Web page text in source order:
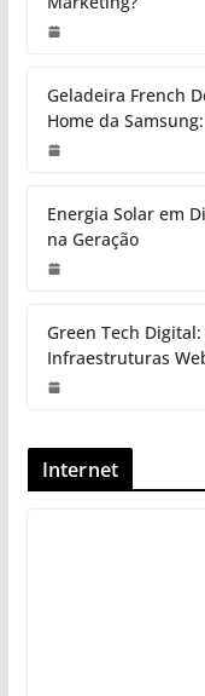
Geladeira French
Home da
Energia Solar em
na Geração
Green Tech
Infraestruturas
Internet